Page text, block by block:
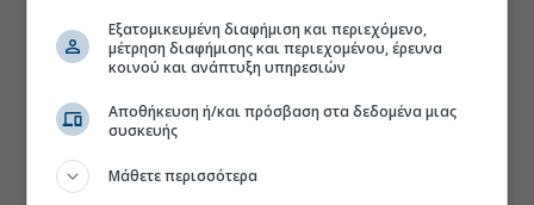
Εξατομικευμένη διαφήμιση και περιεχόμενο,
μέτρηση διαφήμισης και περιεχομένου, έρευνα
κοινού και ανάπτυξη υπηρεσιών
Αποθήκευση ή/και πρόσβαση στα δεδομένα μιας
συσκευής
Μάθετε περισσότερα